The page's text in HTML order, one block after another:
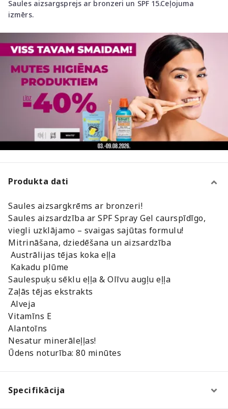
Saules aizsargsprejs ar bronzeri un SPF 15.Ceļojuma
izmērs.
Produkta dati
Saules aizsargkrēms ar bronzeri!
Saules aizsardzība ar SPF Spray Gel caurspīdīgo,
viegli uzklājamo – svaigas sajūtas formulu!
Mitrināšana, dziedēšana un aizsardzība
Austrālijas tējas koka eļļa
Kakadu plūme
Saulespuķu sēklu eļļa & Olīvu augļu eļļa
Zaļās tējas ekstrakts
Alveja
Vitamīns E
Alantoīns
Nesatur minerāleļļas!
Ūdens noturība: 80 minūtes
Specifikācija